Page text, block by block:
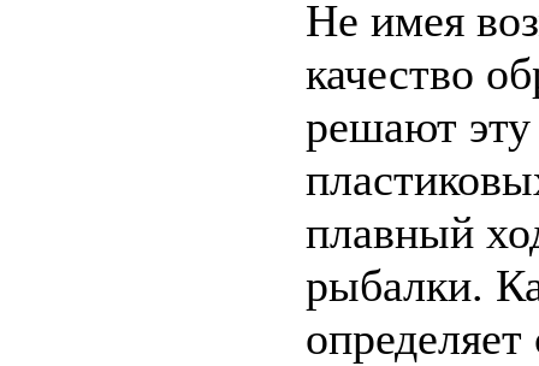
Не имея
качество
решают
плавный
рыбалки.